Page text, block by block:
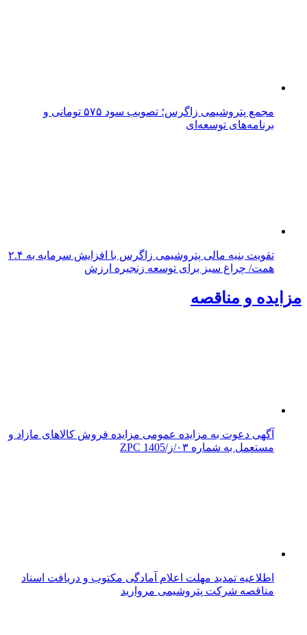
مجمع پتروشیمی زاگرس؛ تصویب سود ۵۷۵ تومانی و
برنامه‌های توسعه‌ای
تقویت بنیه مالی پتروشیمی زاگرس با افزایش سرمایه به ۲.۴
همت/ چراغ سبز برای توسعه زنجیره ارزش
مزایده و مناقصه
آگهی دعوت به مزایده عمومی مزایده فروش کالاهای مازاد و
مستعمل به شماره ۰۳/ز/ZPC 1405
اطلاعیه تمدید مهلت اعلام آمادگی مکتوب و دریافت اسناد
مناقصه شرکت پتروشیمی مروارید